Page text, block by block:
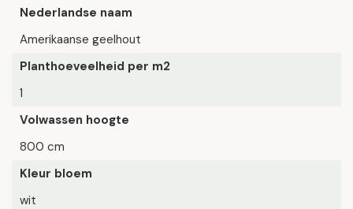
Nederlandse naam
Amerikaanse geelhout
Planthoeveelheid per m2
1
Volwassen hoogte
800 cm
Kleur bloem
wit